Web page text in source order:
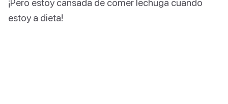
¡Pero estoy cansada de comer lechuga cuando
estoy a dieta!